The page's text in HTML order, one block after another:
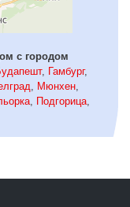
с городом
, Гамбург,
Мюнхен
Подгорица